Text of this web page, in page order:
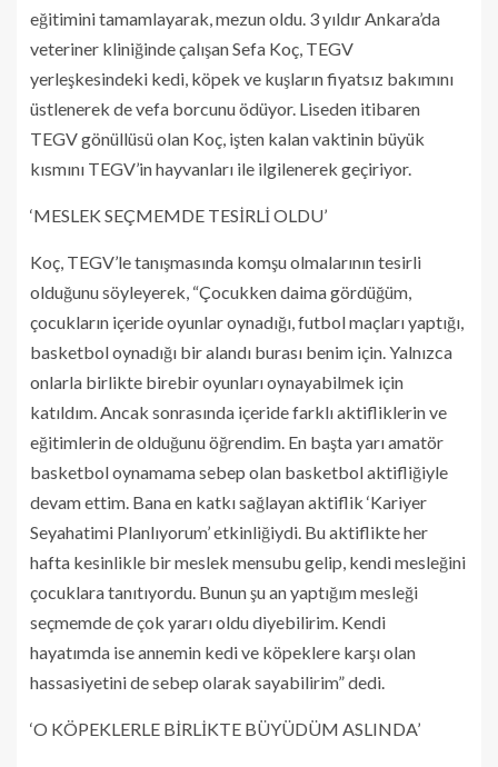
eğitimini tamamlayarak, mezun oldu. 3 yıldır Ankara’da
veteriner kliniğinde çalışan Sefa Koç, TEGV
yerleşkesindeki kedi, köpek ve kuşların fiyatsız bakımını
üstlenerek de vefa borcunu ödüyor. Liseden itibaren
TEGV gönüllüsü olan Koç, işten kalan vaktinin büyük
kısmını TEGV’in hayvanları ile ilgilenerek geçiriyor.
‘MESLEK SEÇMEMDE TESİRLİ OLDU’
Koç, TEGV’le tanışmasında komşu olmalarının tesirli
olduğunu söyleyerek, “Çocukken daima gördüğüm,
çocukların içeride oyunlar oynadığı, futbol maçları yaptığı,
basketbol oynadığı bir alandı burası benim için. Yalnızca
onlarla birlikte birebir oyunları oynayabilmek için
katıldım. Ancak sonrasında içeride farklı aktifliklerin ve
eğitimlerin de olduğunu öğrendim. En başta yarı amatör
basketbol oynamama sebep olan basketbol aktifliğiyle
devam ettim. Bana en katkı sağlayan aktiflik ‘Kariyer
Seyahatimi Planlıyorum’ etkinliğiydi. Bu aktiflikte her
hafta kesinlikle bir meslek mensubu gelip, kendi mesleğini
çocuklara tanıtıyordu. Bunun şu an yaptığım mesleği
seçmemde de çok yararı oldu diyebilirim. Kendi
hayatımda ise annemin kedi ve köpeklere karşı olan
hassasiyetini de sebep olarak sayabilirim” dedi.
‘O KÖPEKLERLE BİRLİKTE BÜYÜDÜM ASLINDA’